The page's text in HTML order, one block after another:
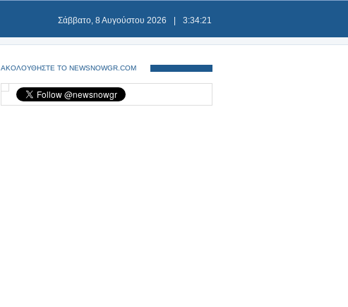
Σάββατο, 8 Αυγούστου 2026 3:34:21
ΑΚΟΛΟΥΘΗΣΤΕ ΤΟ NEWSNOWGR.COM